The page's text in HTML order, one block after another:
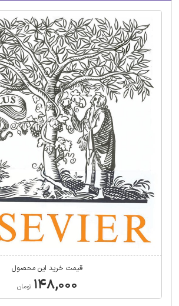
قیمت خرید این محصول
۱۴۸,۰۰۰ تومان